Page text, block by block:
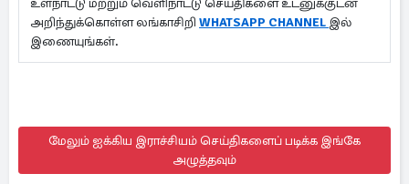
உள்நாட்டு மற்றும் வெளிநாட்டு செய்திகளை உடனுக்குடன்
அறிந்துக்கொள்ள லங்காசிறி WHATSAPP CHANNEL இல்
இணையுங்கள்.
மேலும் ஐக்கிய இராச்சியம் செய்திகளைப் படிக்க இங்கே
அழுத்தவும்